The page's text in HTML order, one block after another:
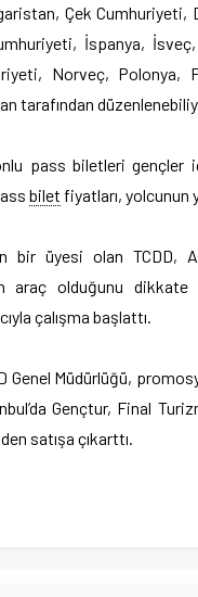
Çek Cumhuriyeti,
İspanya,
Norveç, Polonya,
tarafından
pass biletleri gençler
bilet fiyatları, yolcunun
bir üyesi olan TCDD,
araç olduğunu dikkate
çalışma başlattı.
Genel Müdürlüğü,
Gençtur, Final
satışa çıkarttı.